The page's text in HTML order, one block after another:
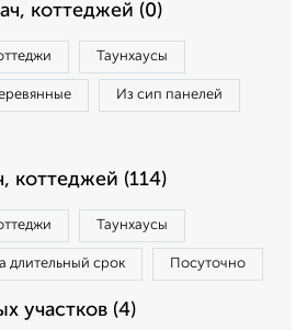
коттеджей (0)
Таунхаусы
Из сип панелей
коттеджей (114)
Таунхаусы
длительный срок Посуточно
участков (4)